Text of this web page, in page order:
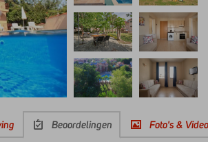
Beoordelingen Foto's &